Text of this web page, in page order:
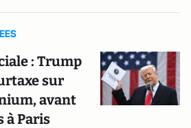
: Trump
sur
avant
à Paris